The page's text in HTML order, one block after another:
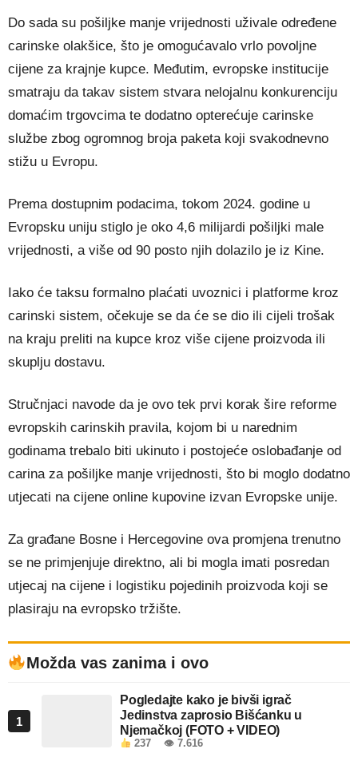
Do sada su pošiljke manje vrijednosti uživale određene
carinske olakšice, što je omogućavalo vrlo povoljne
cijene za krajnje kupce. Međutim, evropske institucije
smatraju da takav sistem stvara nelojalnu konkurenciju
domaćim trgovcima te dodatno opterećuje carinske
službe zbog ogromnog broja paketa koji svakodnevno
stižu u Evropu.
Prema dostupnim podacima, tokom 2024. godine u
Evropsku uniju stiglo je oko 4,6 milijardi pošiljki male
vrijednosti, a više od 90 posto njih dolazilo je iz Kine.
Iako će taksu formalno plaćati uvoznici i platforme kroz
carinski sistem, očekuje se da će se dio ili cijeli trošak
na kraju preliti na kupce kroz više cijene proizvoda ili
skuplju dostavu.
Stručnjaci navode da je ovo tek prvi korak šire reforme
evropskih carinskih pravila, kojom bi u narednim
godinama trebalo biti ukinuto i postojeće oslobađanje od
carina za pošiljke manje vrijednosti, što bi moglo dodatno
utjecati na cijene online kupovine izvan Evropske unije.
Za građane Bosne i Hercegovine ova promjena trenutno
se ne primjenjuje direktno, ali bi mogla imati posredan
utjecaj na cijene i logistiku pojedinih proizvoda koji se
plasiraju na evropsko tržište.
Možda vas zanima i ovo
1
Pogledajte kako je bivši igrač
Jedinstva zaprosio Bišćanku u
Njemačkoj (FOTO + VIDEO)
237 👁 7.616